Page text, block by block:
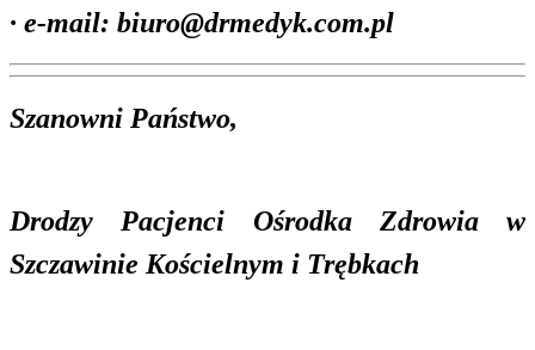
· e-mail: biuro@drmedyk.com.pl
Szanowni Państwo,
Drodzy Pacjenci Ośrodka Zdrowia w
Szczawinie Kościelnym i Trębkach